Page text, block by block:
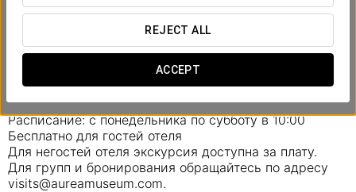
REJECT ALL
ACCEPT
Присоединяйтесь к нам на экскурсию по
археологическим раскопкам в Aurea Museum
Эти экскурсии с гидом приглашают вас исследовать
процесс реставрации и погрузиться в
художественное и культурное богатство здания.
Расписание: с понедельника по субботу в 10:00
Бесплатно для гостей отеля
Для негостей отеля экскурсия доступна за плату.
Для групп и бронирования обращайтесь по адресу
visits@aureamuseum.com.